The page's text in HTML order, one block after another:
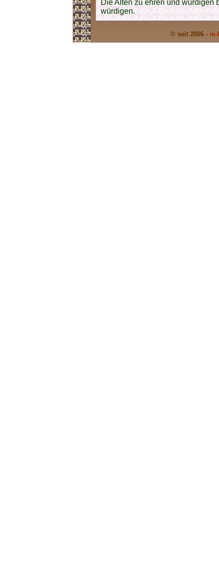
Die Alten zu ehren und würdigen
würdigen.
© seit 2006 -